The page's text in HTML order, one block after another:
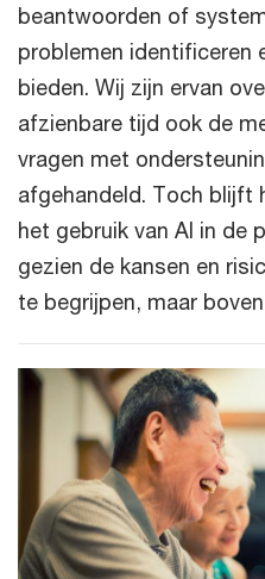
beantwoorden of
problemen identificeren
bieden. Wij zijn ervan
afzienbare tijd ook de
vragen met
afgehandeld. Toch blijft
het gebruik van AI in de
gezien de kansen en
te begrijpen, maar